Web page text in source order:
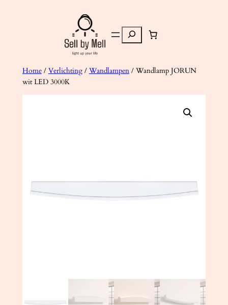
Zoeken
Home/ Verlichting/ Wandlampen/ Wandlamp JORUN
wit LED 3000K